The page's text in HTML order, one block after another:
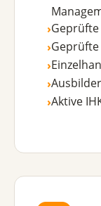
›
›
›
›
›Aktive